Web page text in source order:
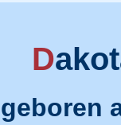
D
geboren